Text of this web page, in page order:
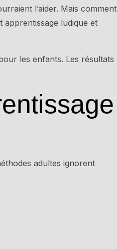
l’aider. Mais comment
apprentissage ludique et
les enfants. Les résultats
adultes ignorent